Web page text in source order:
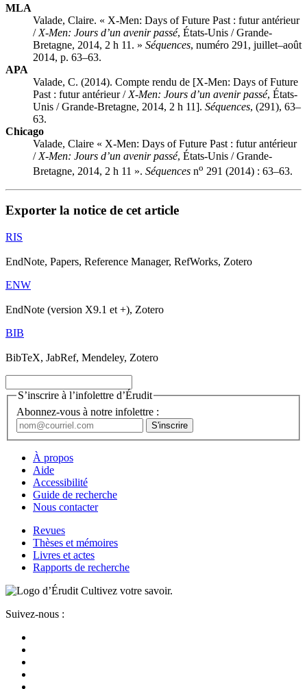
MLA
Valade, Claire. « X-Men: Days of Future Past : futur antérieur
/ X-Men: Jours d’un avenir passé, États-Unis / Grande-
Bretagne, 2014, 2 h 11. » Séquences, numéro 291, juillet–août
2014, p. 63–63.
APA
Valade, C. (2014). Compte rendu de [X-Men: Days of Future
Past : futur antérieur / X-Men: Jours d’un avenir passé, États-
Unis / Grande-Bretagne, 2014, 2 h 11]. Séquences, (291), 63–
63.
Chicago
Valade, Claire « X-Men: Days of Future Past : futur antérieur
/ X-Men: Jours d’un avenir passé, États-Unis / Grande-
Bretagne, 2014, 2 h 11 ». Séquences no 291 (2014) : 63–63.
Exporter la notice de cet article
RIS
EndNote, Papers, Reference Manager, RefWorks, Zotero
ENW
EndNote (version X9.1 et +), Zotero
BIB
BibTeX, JabRef, Mendeley, Zotero
S’inscrire à l’infolettre d’Érudit
Abonnez-vous à notre infolettre :
À propos
Aide
Accessibilité
Guide de recherche
Nous contacter
Revues
Thèses et mémoires
Livres et actes
Rapports de recherche
Cultivez votre savoir.
Suivez-nous :